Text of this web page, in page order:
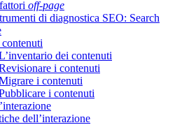
off-page
di diagnostica SEO: Search
dei contenuti
i contenuti
i contenuti
i contenuti
dell’interazione